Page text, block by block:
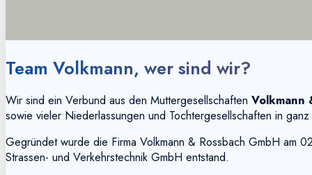
Team Volkmann, wer sind wir?
Wir sind ein Verbund aus den Muttergesellschaften Volkmann
sowie vieler Niederlassungen und Tochtergesellschaften in
Gegründet wurde die Firma Volkmann & Rossbach GmbH am
Strassen- und Verkehrstechnik GmbH entstand.